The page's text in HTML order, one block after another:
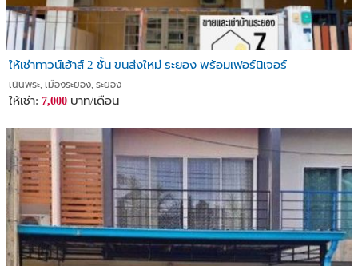
ให้เช่าทาวน์เฮ้าส์ 2 ชั้น ขนส่งใหม่ ระยอง พร้อมเฟอร์นิเจอร์
เนินพระ, เมืองระยอง, ระยอง
ให้เช่า: 7,000 บาท/เดือน